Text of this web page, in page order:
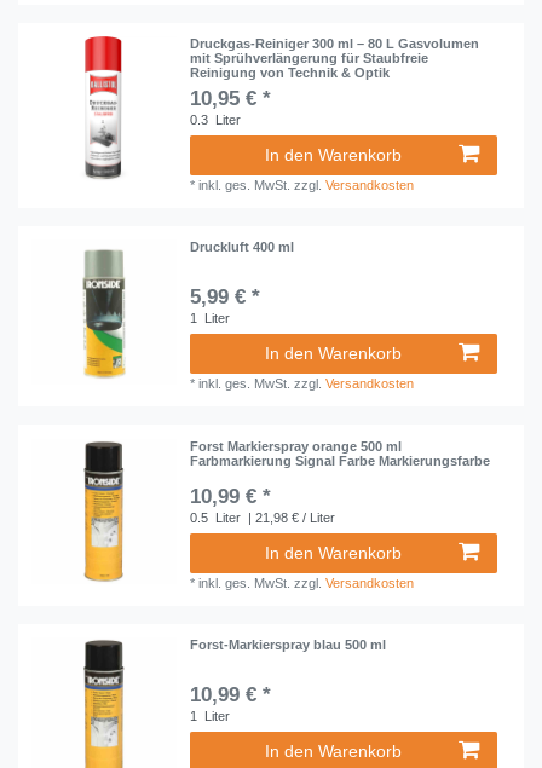
Druckgas-Reiniger 300 ml – 80 L Gasvolumen
mit Sprühverlängerung für Staubfreie
Reinigung von Technik & Optik
10,95 € *
0.3 Liter
In den Warenkorb
*inkl. ges. MwSt. zzgl.Versandkosten
Druckluft 400 ml
5,99 € *
1 Liter
In den Warenkorb
*inkl. ges. MwSt. zzgl.Versandkosten
Forst Markierspray orange 500 ml
Farbmarkierung Signal Farbe Markierungsfarbe
10,99 € *
0.5 Liter | 21,98 € / Liter
In den Warenkorb
*inkl. ges. MwSt. zzgl.Versandkosten
Forst-Markierspray blau 500 ml
10,99 € *
1 Liter
In den Warenkorb